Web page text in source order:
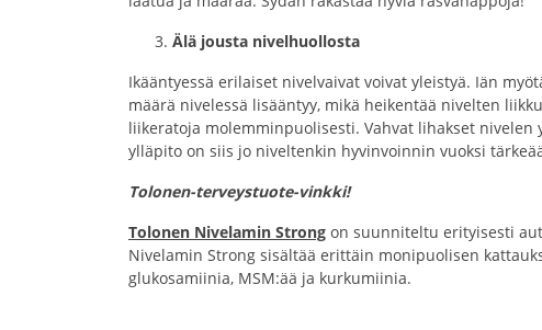
Älä jousta nivelhuollosta
Ikääntyessä erilaiset nivelvaivat voivat yleistyä. Iän
määrä nivelessä lisääntyy, mikä heikentää nivelten
liikeratoja molemminpuolisesti. Vahvat lihakset
ylläpito on siis jo niveltenkin hyvinvoinnin vuoksi
Tolonen-terveystuote-vinkki!
Tolonen Nivelamin Strong on suunniteltu erityisesti
Nivelamin Strong sisältää erittäin monipuolisen
glukosamiinia, MSM:ää ja kurkumiinia.